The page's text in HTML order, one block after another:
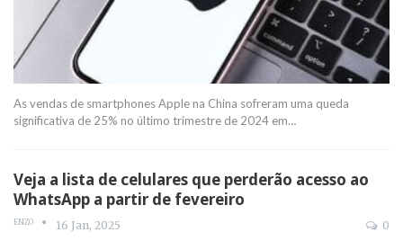
As vendas de smartphones Apple na China sofreram uma queda
significativa de 25% no último trimestre de 2024 em…
Veja a lista de celulares que perderão acesso ao
WhatsApp a partir de fevereiro
ENZO 16 Jan, 2025 0